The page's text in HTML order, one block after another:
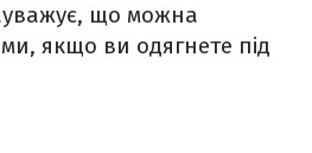
що можна
якщо ви одягнете під